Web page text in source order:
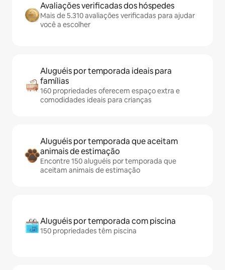
Avaliações verificadas dos hóspedes
Mais de 5.310 avaliações verificadas para ajudar
você a escolher
Aluguéis por temporada ideais para
famílias
160 propriedades oferecem espaço extra e
comodidades ideais para crianças
Aluguéis por temporada que aceitam
animais de estimação
Encontre 150 aluguéis por temporada que
aceitam animais de estimação
Aluguéis por temporada com piscina
150 propriedades têm piscina